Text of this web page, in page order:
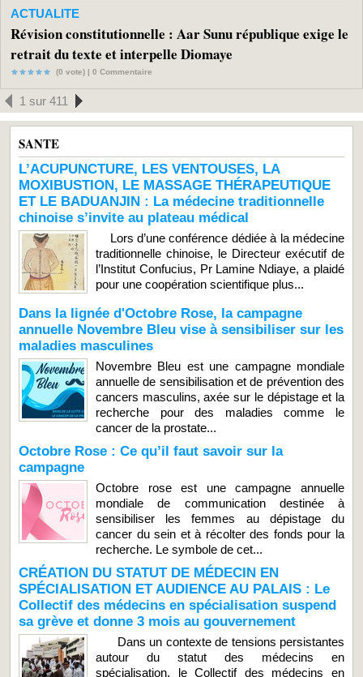
ACTUALITE
Révision constitutionnelle : Aar Sunu république exige le
retrait du texte et interpelle Diomaye
(0 vote) | 0 Commentaire
1 sur 411
SANTE
L’ACUPUNCTURE, LES VENTOUSES, LA
MOXIBUSTION, LE MASSAGE THÉRAPEUTIQUE
ET LE BADUANJIN : La médecine traditionnelle
chinoise s’invite au plateau médical
Lors d’une conférence dédiée à la médecine
traditionnelle chinoise, le Directeur exécutif de
l’Institut Confucius, Pr Lamine Ndiaye, a plaidé
pour une coopération scientifique plus...
Dans la lignée d'Octobre Rose, la campagne
annuelle Novembre Bleu vise à sensibiliser sur les
maladies masculines
Novembre Bleu est une campagne mondiale
annuelle de sensibilisation et de prévention des
cancers masculins, axée sur le dépistage et la
recherche pour des maladies comme le
cancer de la prostate...
Octobre Rose : Ce qu’il faut savoir sur la
campagne
Octobre rose est une campagne annuelle
mondiale de communication destinée à
sensibiliser les femmes au dépistage du
cancer du sein et à récolter des fonds pour la
recherche. Le symbole de cet...
CRÉATION DU STATUT DE MÉDECIN EN
SPÉCIALISATION ET AUDIENCE AU PALAIS : Le
Collectif des médecins en spécialisation suspend
sa grève et donne 3 mois au gouvernement
Dans un contexte de tensions persistantes
autour du statut des médecins en
spécialisation, le Collectif des médecins en